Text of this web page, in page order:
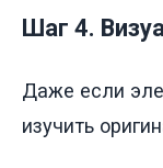
Шаг 4.
Даже если
изучить